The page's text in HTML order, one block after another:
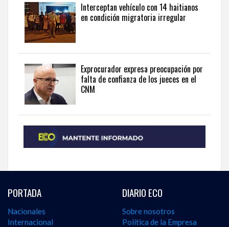
English.
Interceptan vehículo con 14 haitianos
en condición migratoria irregular
Exprocurador expresa preocupación por
falta de confianza de los jueces en el
CNM
PORTADA
Nacionales
Internacional
DIARIO ECO
Sobre nosotros
Política de la Empresa